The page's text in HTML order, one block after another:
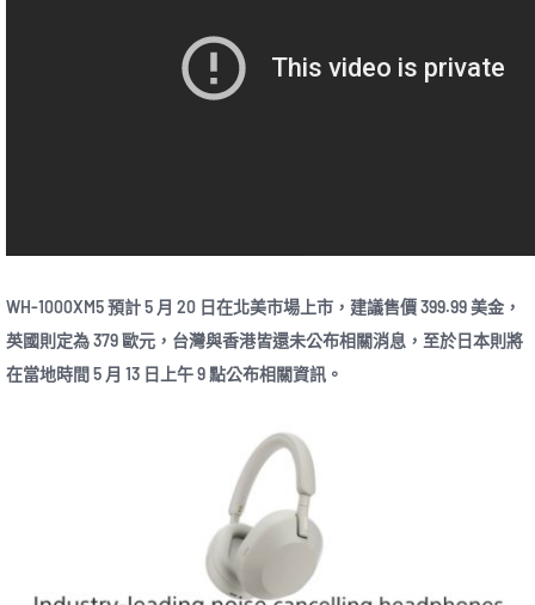
WH-1000XM5 預計 5 月 20 日在北美市場上市，建議售價 399.99 美金，
英國則定為 379 歐元，台灣與香港皆還未公布相關消息，至於日本則將
在當地時間 5 月 13 日上午 9 點公布相關資訊。